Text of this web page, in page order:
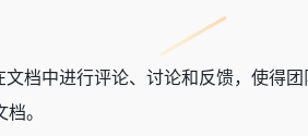
档中进行评论、讨论和反馈，使得
。